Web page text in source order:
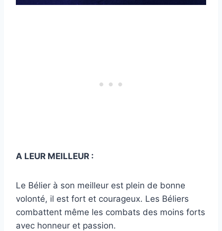
A LEUR MEILLEUR :
Le Bélier à son meilleur est plein de bonne
volonté, il est fort et courageux. Les Béliers
combattent même les combats des moins forts
avec honneur et passion.